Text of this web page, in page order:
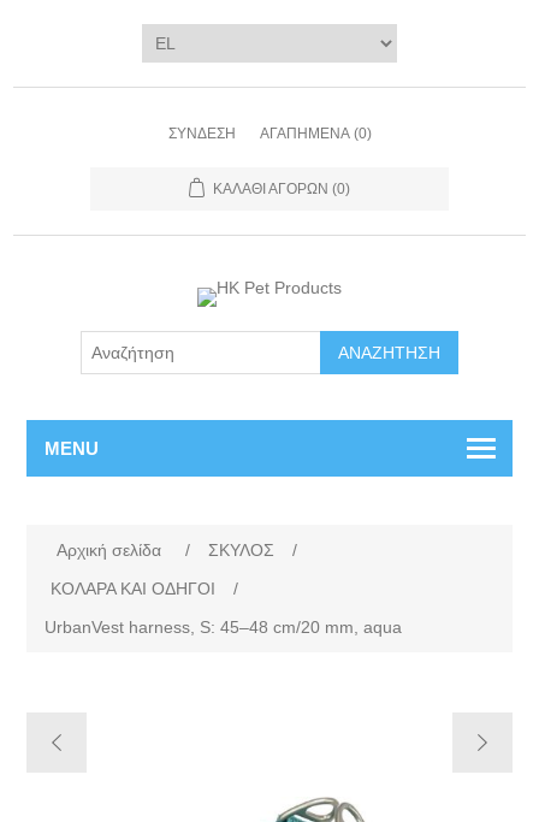
ΣΎΝΔΕΣΗ ΑΓΑΠΗΜΈΝΑ (0)
ΚΑΛΆΘΙ ΑΓΟΡΏΝ (0)
ΑΝΑΖΉΤΗΣΗ
MENU
Αρχική σελίδα / ΣΚΥΛΟΣ
/
ΚΟΛΑΡΑ ΚΑΙ ΟΔΗΓΟΙ
/
UrbanVest harness, S: 45–48 cm/20 mm, aqua